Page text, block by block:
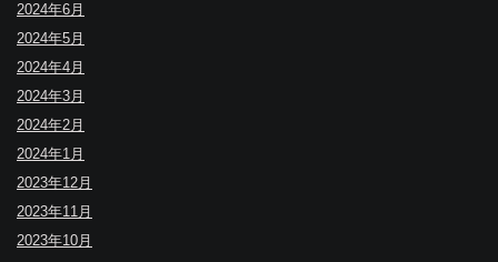
2024年6月
2024年5月
2024年4月
2024年3月
2024年2月
2024年1月
2023年12月
2023年11月
2023年10月